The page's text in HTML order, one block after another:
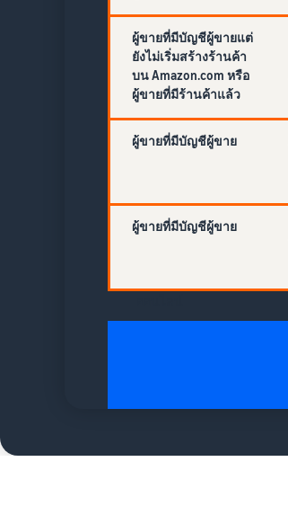
ผู้ขายที่มีบัญชีผู้ขายแต่
ยังไม่เริ่มสร้างร้านค้า
บน Amazon.com หรือ
ผู้ขายที่มีร้านค้าแล้ว
ผู้ขายที่มีบัญชีผู้ขาย
ผู้ขายที่มีบัญชีผู้ขาย